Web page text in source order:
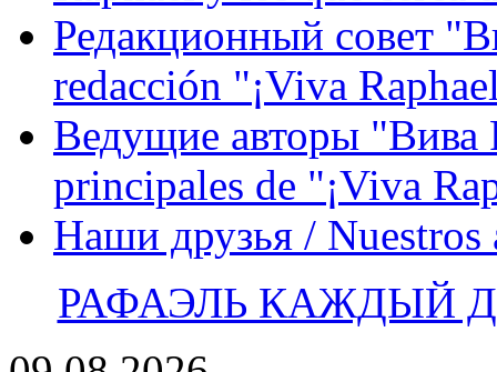
Редакционный совет
redacción "¡Viva
Ведущие авторы "Вива
principales de "¡Viva
Наши друзья / Nuestros
РАФАЭЛЬ КАЖДЫЙ